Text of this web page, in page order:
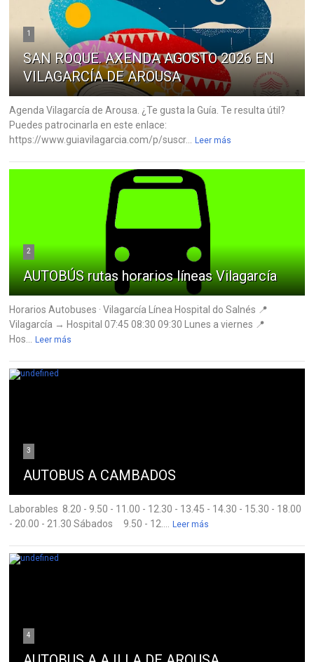
1
SAN ROQUE. AXENDA AGOSTO 2026 EN
VILAGARCÍA DE AROUSA
Agenda Vilagarcía de Arousa. ¿Te gusta la Guía. Te resulta útil?
Puedes patrocinarla en este enlace:
https://www.guiavilagarcia.com/p/suscr... Leer más
2
AUTOBÚS rutas horarios líneas Vilagarcía
Horarios Autobuses · Vilagarcía Línea Hospital do Salnés 📍
Vilagarcía → Hospital 07:45 08:30 09:30 Lunes a viernes 📍
Hos... Leer más
3
AUTOBUS A CAMBADOS
Laborables 8.20 - 9.50 - 11.00 - 12.30 - 13.45 - 14.30 - 15.30 - 18.00
- 20.00 - 21.30 Sábados 9.50 - 12.... Leer más
4